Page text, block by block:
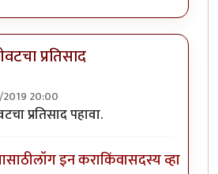
प्रतिसाद
2019 20:00
मला फार आवडायची. खूप
प्रतिसाद पहावा.
लॉग इन कराकिंवासदस्य व्हा